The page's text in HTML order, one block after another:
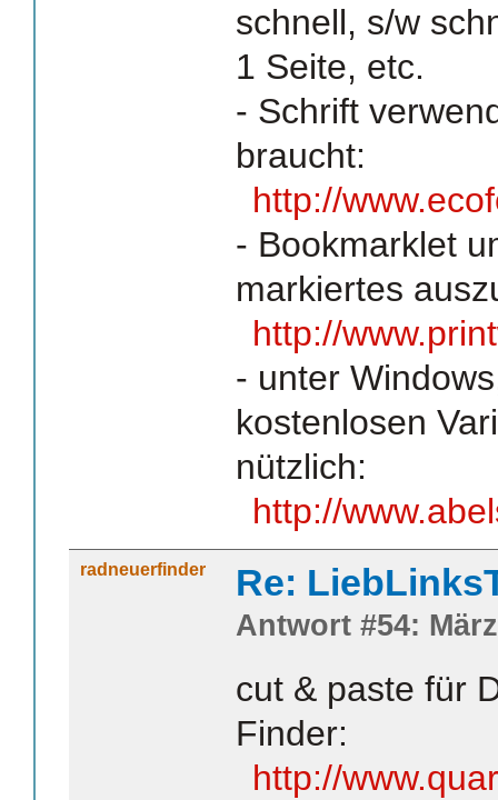
schnell, s/w
1 Seite, etc.
- Schrift
braucht:
http://
- Bookmarklet
markiertes
http://
- unter
kostenlosen
nützlich:
http://
radneuerfinder Re:
Antwort #54:
cut & paste für
Finder:
http://